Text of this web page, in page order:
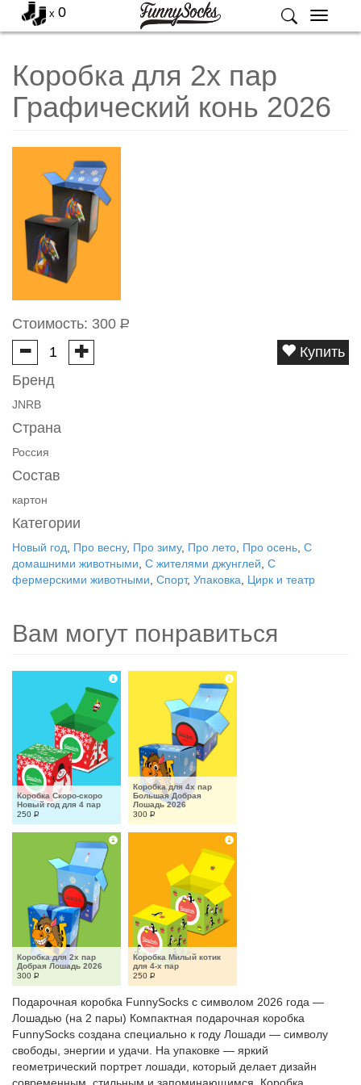
Меню
x 0
Коробка для 2х пар
Графический конь 2026
Стоимость: 300 Р
Купить
Бренд
JNRB
Страна
Россия
Состав
картон
Категории
Новый год Про весну, Про зиму, Про лето Про осень С
домашними животными С жителями джунглей С
фермерскими животными Спорт, Упаковка Цирк и театр
Вам могут понравиться
Коробка Скоро-скоро
Новый год для 4 пар
250 Р
Коробка для 4х пар
Большая Добрая
Лошадь 2026
300 Р
Коробка для 2х пар
Добрая Лошадь 2026
300 Р
Коробка Милый котик
для 4-х пар
250 Р
Подарочная коробка FunnySocks с символом 2026 года —
Лошадью (на 2 пары) Компактная подарочная коробка
FunnySocks создана специально к году Лошади — символу
свободы, энергии и удачи. На упаковке — яркий
геометрический портрет лошади, который делает дизайн